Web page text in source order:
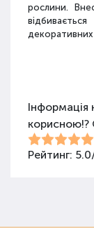
рослини.
декоративних
Для
добрива,
Інформація
корисною!?
Рейтинг: 5.0